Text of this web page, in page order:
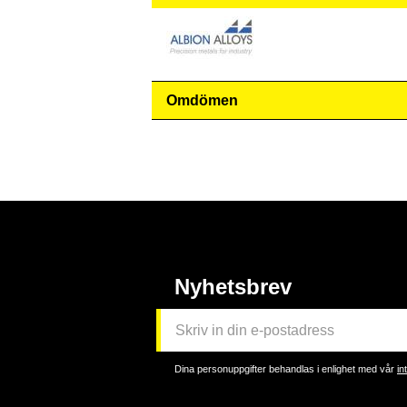
Omdömen
Nyhetsbrev
Dina personuppgifter behandlas i enlighet med vår